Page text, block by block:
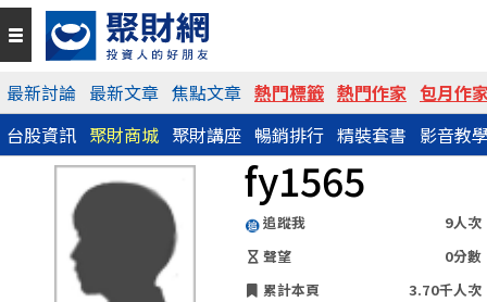
最新討論 最新文章 焦點文章 熱門標籤 熱門作家 包月作
台股資訊 聚財商城 聚財講座 暢銷排行 精裝套書 影音教
fy1565
追蹤我
9人次
聲望
0分數
累計本頁
3.70千人次
QR Code
https://www.wearn.com/blog.asp?id=62598
分享網址